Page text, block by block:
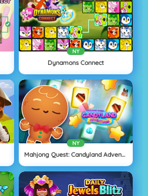
NY
Dynamons Connect
NY
Mahjong Quest: Candyland Adventures